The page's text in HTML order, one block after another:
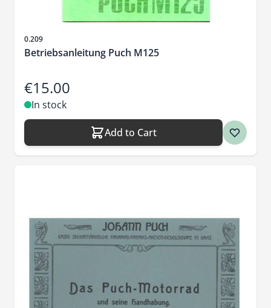
Sku
0.209
Betriebsanleitung Puch M125
€15.00
In stock
Add to Cart